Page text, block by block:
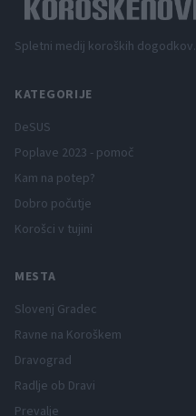
Spletni medij koroških dogodkov.
KATEGORIJE
DeSUS
Poplave 2023 - pomoč
Kam na potep?
Dobro počutje
Korošci v tujini
MESTA
Slovenj Gradec
Ravne na Koroškem
Dravograd
Radlje ob Dravi
Prevalje